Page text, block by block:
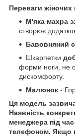
Переваги
М'яка махра
створює
Бавовняний
Шкарпетки
форми ноги, не
дискомфорту.
Малюнок -
Ця модель
Наявність
менеджера під
телефоном. Якщо